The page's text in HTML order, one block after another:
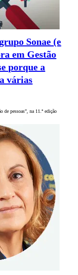
Sonae (e
em Gestão
porque a
várias
de pessoas”, na 11.ª edição